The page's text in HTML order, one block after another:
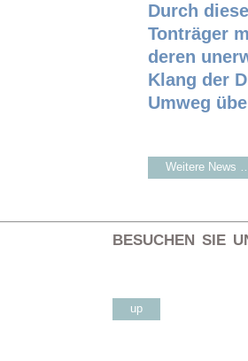
Durch
Tonträger
deren
Klang der
Umweg
Weitere News
BESUCHEN SIE
up